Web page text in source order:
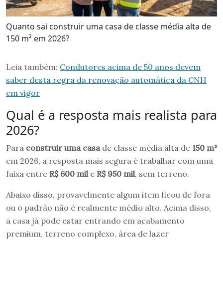
Quanto sai construir uma casa de classe média alta de
150 m² em 2026?
Leia também: Condutores acima de 50 anos devem
saber desta regra da renovação automática da CNH
em vigor
Qual é a resposta mais realista para
2026?
Para construir uma casade classe média alta de 150 m²
em 2026, a resposta mais segura é trabalhar com uma
faixa entre R$ 600 mile R$ 950 mil, sem terreno.
Abaixo disso, provavelmente algum item ficou de fora
ou o padrão não é realmente médio alto. Acima disso,
a casa já pode estar entrando em acabamento
premium, terreno complexo, área de lazer